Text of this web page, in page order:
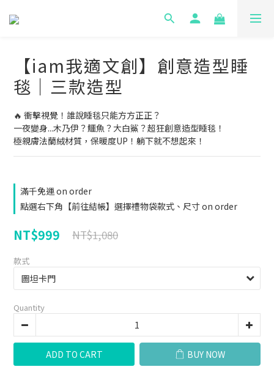
【iam我適文創】創意造型睡
毯｜三款造型
🔥 衝擊視覺！誰說睡毯只能方方正正？
一夜變身...木乃伊？鱷魚？大白鯊？超狂創意造型睡毯！
極親膚法蘭絨材質，保暖度UP！躺下就不想起來！
滿千免運 on order
點選右下角【前往結帳】選擇禮物袋款式、尺寸 on order
NT$999 NT$1,080
款式
Quantity
ADD TO CART BUY NOW